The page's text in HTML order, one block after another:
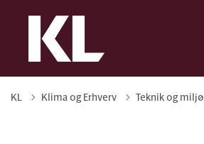
KL Klima og Erhverv Teknik og miljø